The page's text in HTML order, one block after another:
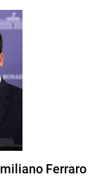
Ferraro